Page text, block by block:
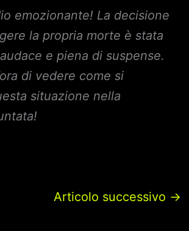
emozionante! La decisione
la propria morte è stata
e piena di suspense.
di vedere come si
situazione nella
Articolo successivo →